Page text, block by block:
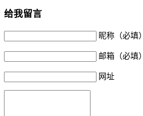
给我留言
昵称（必填）
邮箱（必填）
网址